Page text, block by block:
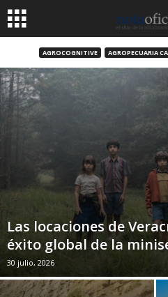
AGROCOGNITIVE AGROPECUARIA
Las locaciones de
éxito global de la
30 julio, 2026